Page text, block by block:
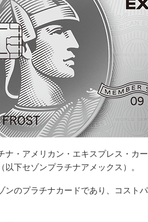
ナ・アメリカン・エキスプレス・カ
以下セゾンプラチナアメックス）。
ンのプラチナカードであり、コスト